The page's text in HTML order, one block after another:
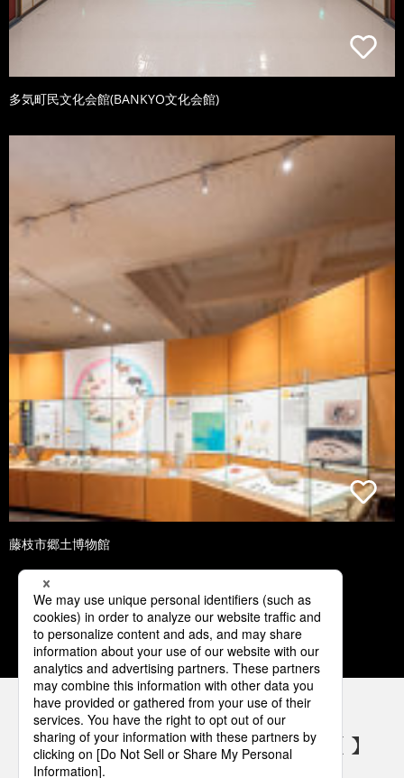
多気町民文化会館(BANKYO文化会館)
藤枝市郷土博物館
1 2 3 4 5
パナソニックの電気設備 SNSアカウント